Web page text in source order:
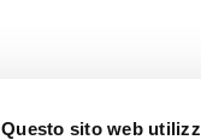
Questo sito web